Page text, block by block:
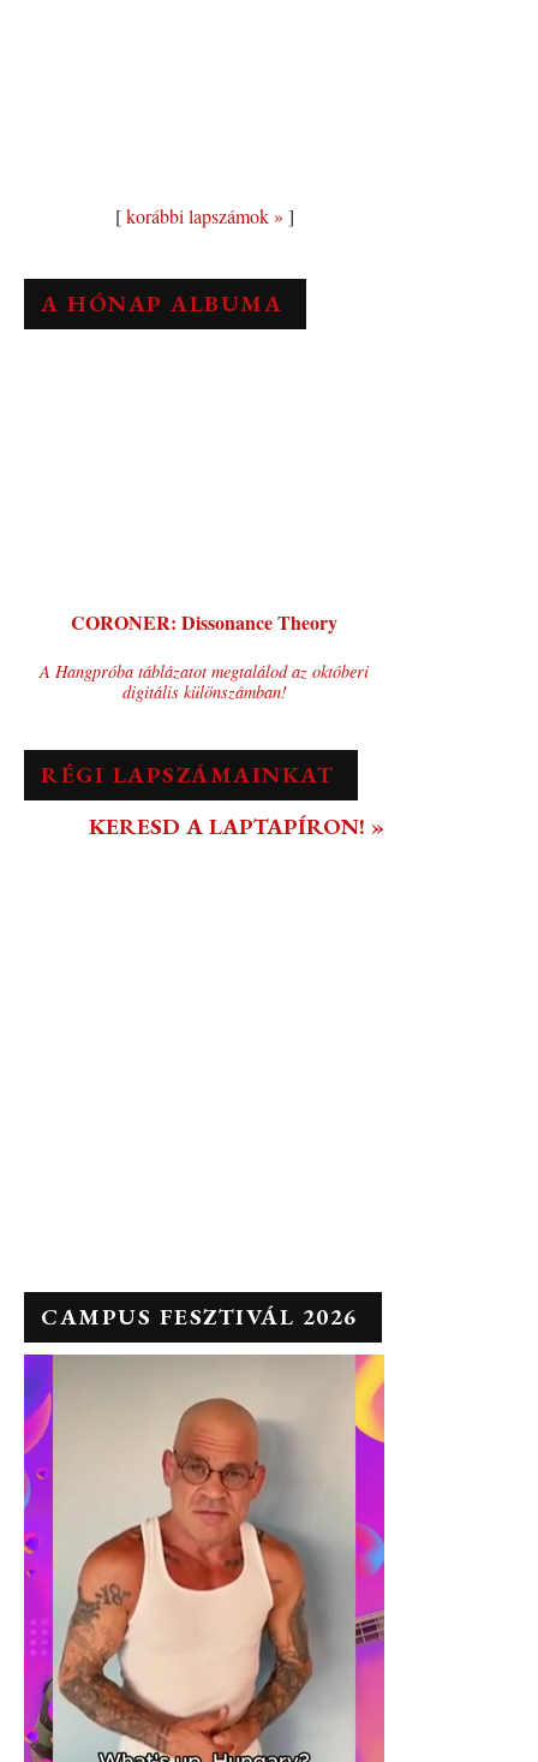
[korábbi lapszámok » ]
A HÓNAP ALBUMA
CORONER: Dissonance Theory
A Hangpróba táblázatot megtalálod az októberi
digitális különszámban!
RÉGI LAPSZÁMAINKAT
KERESD A LAPTAPÍRON! »
CAMPUS FESZTIVÁL 2026